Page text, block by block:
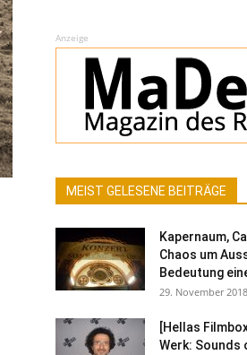
Anzeige
MEIST GELESENE BEITRÄGE
Kapernaum,
Chaos um
Bedeutung
29. November 2018
[Hellas
Werk: